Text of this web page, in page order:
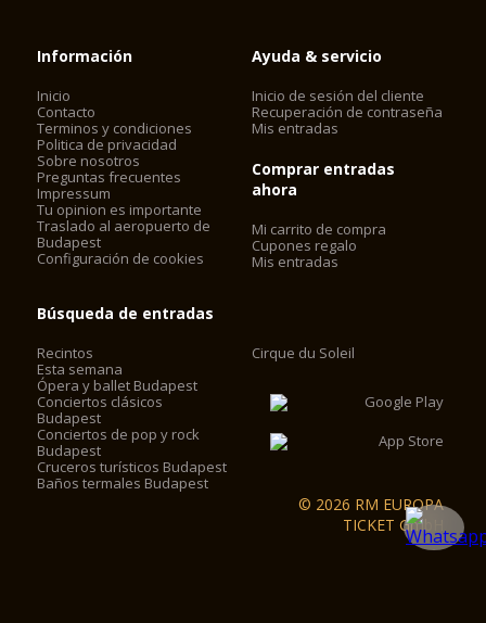
Información
Inicio
Contacto
Terminos y condiciones
Politica de privacidad
Sobre nosotros
Preguntas frecuentes
Impressum
Tu opinion es importante
Traslado al aeropuerto de
Budapest
Configuración de cookies
Ayuda & servicio
Inicio de sesión del cliente
Recuperación de contraseña
Mis entradas
Comprar entradas
ahora
Mi carrito de compra
Cupones regalo
Mis entradas
Búsqueda de entradas
Recintos
Esta semana
Ópera y ballet Budapest
Conciertos clásicos
Budapest
Conciertos de pop y rock
Budapest
Cruceros turísticos Budapest
Baños termales Budapest
Cirque du Soleil
© 2026 RM EUROPA
TICKET GmbH